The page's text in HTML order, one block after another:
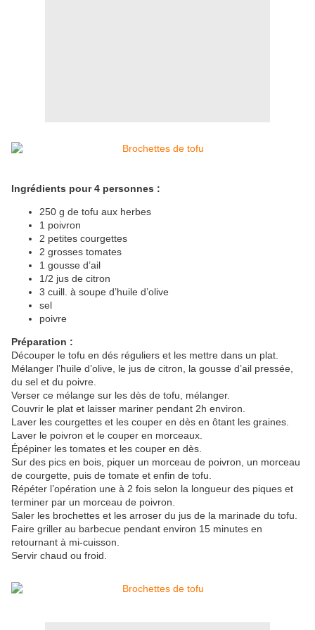
Ingrédients pour 4 personnes :
250 g de tofu aux herbes
1 poivron
2 petites courgettes
2 grosses tomates
1 gousse d’ail
1/2 jus de citron
3 cuill. à soupe d’huile d’olive
sel
poivre
Préparation :
Découper le tofu en dés réguliers et les mettre dans un plat.
Mélanger l’huile d’olive, le jus de citron, la gousse d’ail pressée,
du sel et du poivre.
Verser ce mélange sur les dès de tofu, mélanger.
Couvrir le plat et laisser mariner pendant 2h environ.
Laver les courgettes et les couper en dès en ôtant les graines.
Laver le poivron et le couper en morceaux.
Épépiner les tomates et les couper en dès.
Sur des pics en bois, piquer un morceau de poivron, un morceau
de courgette, puis de tomate et enfin de tofu.
Répéter l’opération une à 2 fois selon la longueur des piques et
terminer par un morceau de poivron.
Saler les brochettes et les arroser du jus de la marinade du tofu.
Faire griller au barbecue pendant environ 15 minutes en
retournant à mi-cuisson.
Servir chaud ou froid.